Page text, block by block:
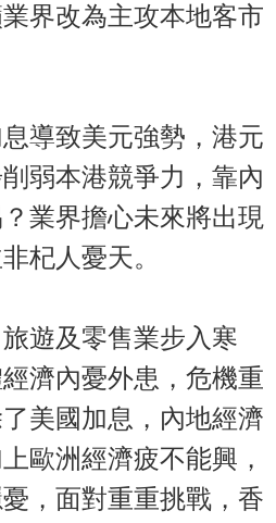
界改為主攻本地客市
導致美元強勢，港元
弱本港競爭力，靠內
業界擔心未來將出現
杞人憂天。
遊及零售業步入寒
濟內憂外患，危機重
美國加息，內地經濟
歐洲經濟疲不能興，
，面對重重挑戰，香